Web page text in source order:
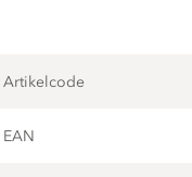
Artikelcode
EAN